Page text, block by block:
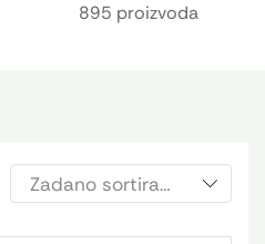
895 proizvoda